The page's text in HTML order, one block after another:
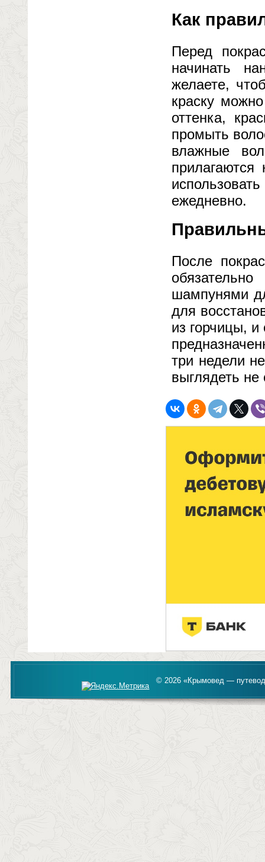
Как
Перед
начинать
желаете,
краску
оттенка,
промыть
влажные
ежедневно.
После
шампунями
для
из горчицы,
три недели
выглядеть не
© 2026 «Крымовед —